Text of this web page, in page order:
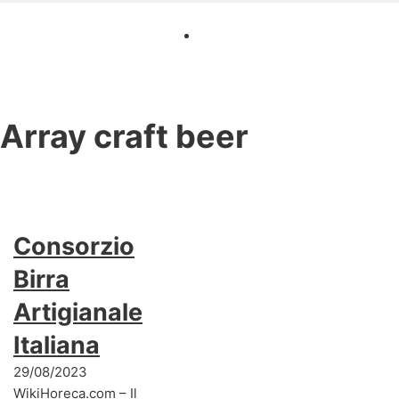
Array craft beer
Consorzio
Birra
Artigianale
Italiana
29/08/2023
WikiHoreca.com – Il